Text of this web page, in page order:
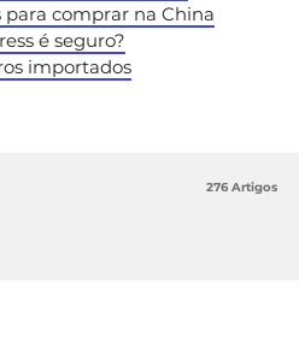
para comprar na China
é seguro?
importados
276 Artigos